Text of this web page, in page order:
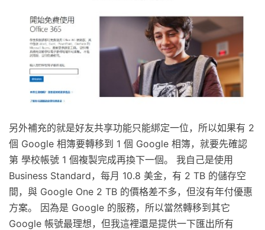
另外補充的就是好友共享功能只能綁定一位，所以如果有 2
個 Google 相簿要轉移到 1 個 Google 相簿，就要先確認
第 學校帳號 1 個複製完成再換下一個。 我自己是使用
Business Standard，每月 10.8 美金，有 2 TB 的儲存空
間，與 Google One 2 TB 的價格差不多，但沒有年付優惠
方案。 因為是 Google 的服務，所以當然轉移到其它
Google 帳號最理想，但我這裡還是提供一下匯出所有